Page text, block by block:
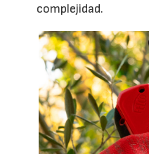
complejidad.